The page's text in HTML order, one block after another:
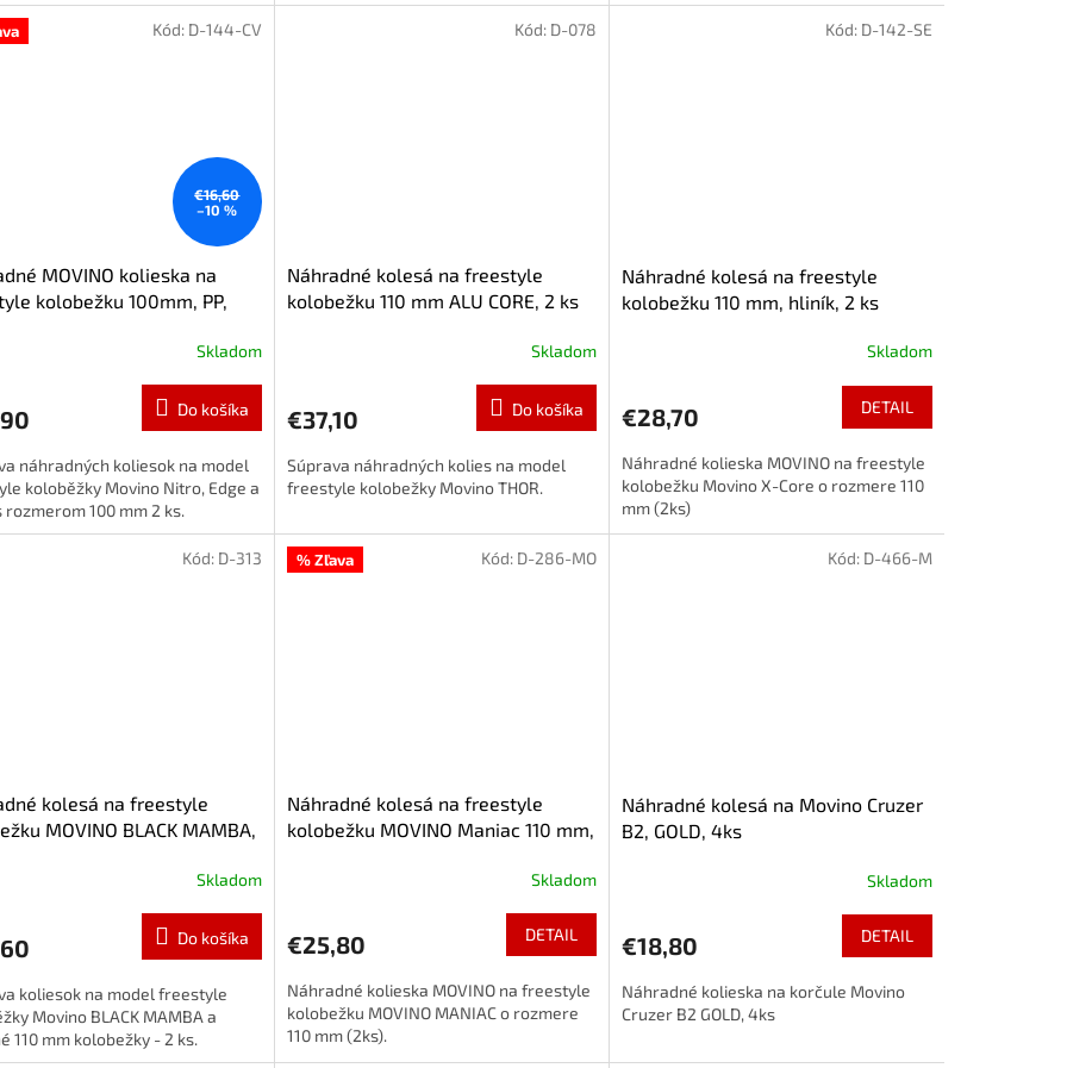
€16,60
–10 %
MOVINO kolieska na
kolobežku 100mm, PP,
Skladom
Do košíka
náhradných koliesok na model
koloběžky Movino Nitro, Edge a
rozmerom 100 mm 2 ks.
Kód: D-144-CV
Náhradné kolesá na freestyle
kolobežku 110 mm ALU CORE, 2 ks
Skladom
€37,10 Do košíka
Súprava náhradných kolies na model
freestyle kolobežky Movino THOR.
Kód: D-078
Náhradné kolesá na freestyle
kolobežku 110 mm, hliník, 2 ks
Skladom
€28,70 DETAIL
Náhradné kolieska MOVINO na freestyle
kolobežku Movino X-Core o rozmere 110
mm (2ks)
Kód: D-142-SE
kolesá na freestyle
MOVINO BLACK MAMBA,
Skladom
Do košíka
koliesok na model freestyle
Movino BLACK MAMBA a
110 mm kolobežky - 2 ks.
Kód: D-313 % Zľava
Náhradné kolesá na freestyle
kolobežku MOVINO Maniac 110 mm,
Skladom
€25,80 DETAIL
Náhradné kolieska MOVINO na freestyle
kolobežku MOVINO MANIAC o rozmere
110 mm (2ks).
Kód: D-286-MO
Náhradné kolesá na Movino Cruzer
B2, GOLD, 4ks
Skladom
€18,80 DETAIL
Náhradné kolieska na korčule Movino
Cruzer B2 GOLD, 4ks
Kód: D-466-M